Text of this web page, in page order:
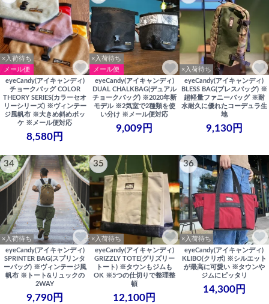
×入荷待ち
メール便
eyeCandy(アイキャンディ)
チョークバッグ COLOR
THEORY SERIES(カラーセオ
リーシリーズ) ※ヴィンテー
ジ風帆布 ※大きめ斜めポッ
ケ ※メール便対応
8,580円
×入荷待ち
メール便
eyeCandy(アイキャンディ)
DUAL CHALKBAG(デュアル
チョークバッグ) ※2020年新
モデル ※2気室で2種類を使
い分け ※メール便対応
9,009円
×入荷待ち
eyeCandy(アイキャンディ)
BLESS BAG(ブレスバッグ) ※
超軽量ファニーバッグ ※耐
水耐久に優れたコーデュラ生
地
9,130円
34
×入荷待ち
eyeCandy(アイキャンディ)
SPRINTER BAG(スプリンタ
ーバッグ) ※ヴィンテージ風
帆布 ※トート&リュックの
2WAY
9,790円
35
×入荷待ち
eyeCandy(アイキャンディ)
GRIZZLY TOTE(グリズリー
トート) ※タウンもジムも
OK ※5つの仕切りで整理整
頓
12,100円
36
×入荷待ち
eyeCandy(アイキャンディ)
KLIBO(クリボ) ※シルエット
が最高に可愛い ※タウンや
ジムにピッタリ
14,300円